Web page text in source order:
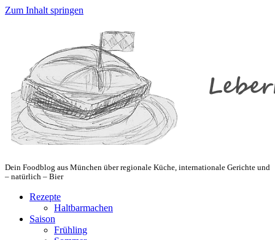
Zum Inhalt springen
Dein Foodblog aus München über regionale Küche, internationale Gerichte und
– natürlich – Bier
Rezepte
Haltbarmachen
Saison
Frühling